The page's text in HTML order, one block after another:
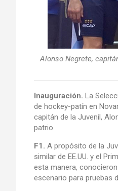
Alonso Negrete,
Inauguración. La
de hockey-patín en
capitán de la Juvenil,
patrio.
F1. A propósito de la
similar de EE.UU. y el
esta manera,
escenario para pruebas